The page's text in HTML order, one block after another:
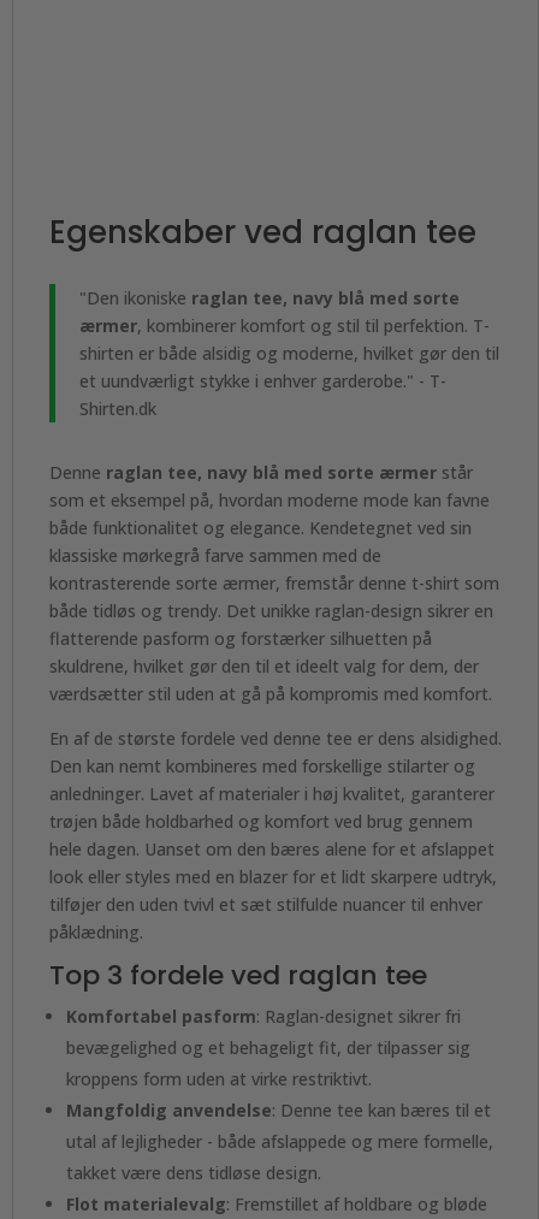
Egenskaber ved raglan tee
"Den ikoniske raglan tee, navy blå med sorte
ærmer, kombinerer komfort og stil til perfektion. T-
shirten er både alsidig og moderne, hvilket gør den til
et uundværligt stykke i enhver garderobe." - T-
Shirten.dk
Denne raglan tee, navy blå med sorte ærmer står
som et eksempel på, hvordan moderne mode kan favne
både funktionalitet og elegance. Kendetegnet ved sin
klassiske mørkegrå farve sammen med de
kontrasterende sorte ærmer, fremstår denne t-shirt som
både tidløs og trendy. Det unikke raglan-design sikrer en
flatterende pasform og forstærker silhuetten på
skuldrene, hvilket gør den til et ideelt valg for dem, der
værdsætter stil uden at gå på kompromis med komfort.
En af de største fordele ved denne tee er dens alsidighed.
Den kan nemt kombineres med forskellige stilarter og
anledninger. Lavet af materialer i høj kvalitet, garanterer
trøjen både holdbarhed og komfort ved brug gennem
hele dagen. Uanset om den bæres alene for et afslappet
look eller styles med en blazer for et lidt skarpere udtryk,
tilføjer den uden tvivl et sæt stilfulde nuancer til enhver
påklædning.
Top 3 fordele ved raglan tee
Komfortabel pasform: Raglan-designet sikrer fri
bevægelighed og et behageligt fit, der tilpasser sig
kroppens form uden at virke restriktivt.
Mangfoldig anvendelse: Denne tee kan bæres til et
utal af lejligheder - både afslappede og mere formelle,
takket være dens tidløse design.
Flot materialevalg: Fremstillet af holdbare og bløde